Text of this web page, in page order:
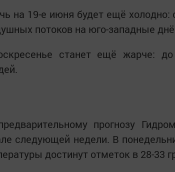
на 19-е июня будет ещё холодно:
потоков на юго-западные
станет ещё жарче:
прогнозу
следующей недели. В
достинут отметок в 28-33